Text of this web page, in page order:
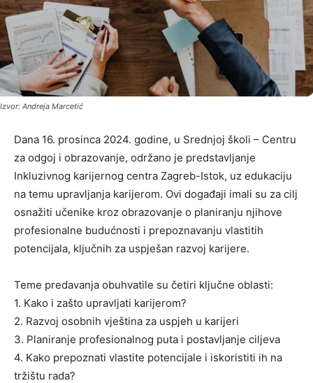
Izvor: Andreja Marcetić
Dana 16. prosinca 2024. godine, u Srednjoj školi – Centru
za odgoj i obrazovanje, održano je predstavljanje
Inkluzivnog karijernog centra Zagreb-Istok, uz edukaciju
na temu upravljanja karijerom. Ovi događaji imali su za cilj
osnažiti učenike kroz obrazovanje o planiranju njihove
profesionalne budućnosti i prepoznavanju vlastitih
potencijala, ključnih za uspješan razvoj karijere.
Teme predavanja obuhvatile su četiri ključne oblasti:
1. Kako i zašto upravljati karijerom?
2. Razvoj osobnih vještina za uspjeh u karijeri
3. Planiranje profesionalnog puta i postavljanje ciljeva
4. Kako prepoznati vlastite potencijale i iskoristiti ih na
tržištu rada?